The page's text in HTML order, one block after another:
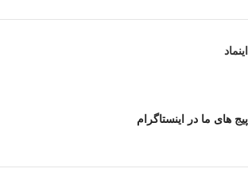
اینماد
پیج های ما در اینستاگرام